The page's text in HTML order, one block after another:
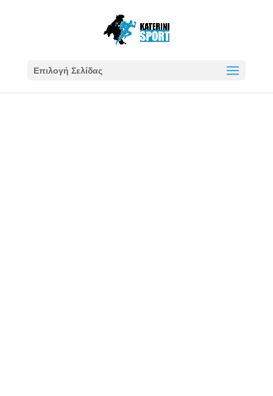
Επιλογή Σελίδας